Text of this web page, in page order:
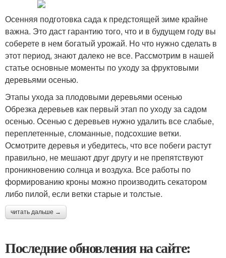
Осенняя подготовка сада к предстоящей зиме крайне
важна. Это даст гарантию того, что и в будущем году вы
соберете в нем богатый урожай. Но что нужно сделать в
этот период, знают далеко не все. Рассмотрим в нашей
статье основные моменты по уходу за фруктовыми
деревьями осенью.
Этапы ухода за плодовыми деревьями осенью
Обрезка деревьев как первый этап по уходу за садом
осенью. Осенью с деревьев нужно удалить все слабые,
переплетенные, сломанные, подсохшие ветки.
Осмотрите деревья и убедитесь, что все побеги растут
правильно, не мешают друг другу и не препятствуют
проникновению солнца и воздуха. Все работы по
формированию кроны можно производить секатором
либо пилой, если ветки старые и толстые.
читать дальше →
Последние обновления на сайте: